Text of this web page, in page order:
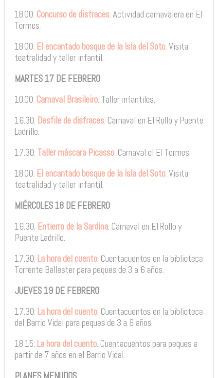
18.00: Concurso de disfraces. Actividad carnavalera en El
Tormes.
18.00: El encantado bosque de la Isla del Soto. Visita
teatralidad y taller infantil.
MARTES 17 DE FEBRERO
10.00: Carnaval Brasileiro. Taller infantiles.
16.30: Desfile de disfraces. Carnaval en El Rollo y Puente
Ladrillo.
17.30: Taller máscara Picasso. Carnaval el El Tormes.
18.00: El encantado bosque de la Isla del Soto. Visita
teatralidad y taller infantil.
MIÉRCOLES 18 DE FEBRERO
16.30: Entierro de la Sardina. Carnaval en El Rollo y
Puente Ladrillo.
17.30: La hora del cuento. Cuentacuentos en la biblioteca
Torrente Ballester para peques de 3 a 6 años.
JUEVES 19 DE FEBRERO
17.30: La hora del cuento. Cuentacuentos en la biblioteca
del Barrio Vidal para peques de 3 a 6 años.
18.15: La hora del cuento. Cuentacuentos para peques a
partir de 7 años en el Barrio Vidal.